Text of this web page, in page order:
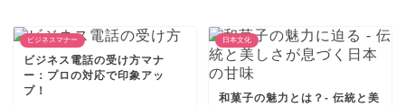
ビジネスマナー
ビジネス電話の受け方マナ
ー：プロの対応で印象アッ
プ！
日本文化
和菓子の魅力とは？- 伝統と美